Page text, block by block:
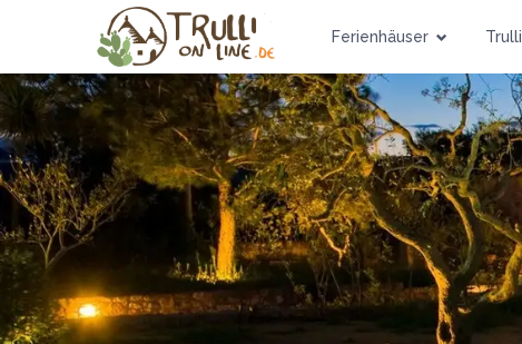
Ferienhäuser Trulli